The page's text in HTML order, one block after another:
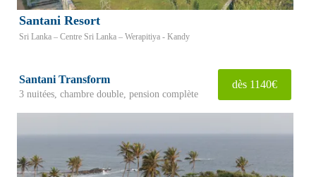
Santani Resort
Sri Lanka – Centre Sri Lanka – Werapitiya - Kandy
Santani Transform
3 nuitées, chambre double, pension complète
dès 1140€